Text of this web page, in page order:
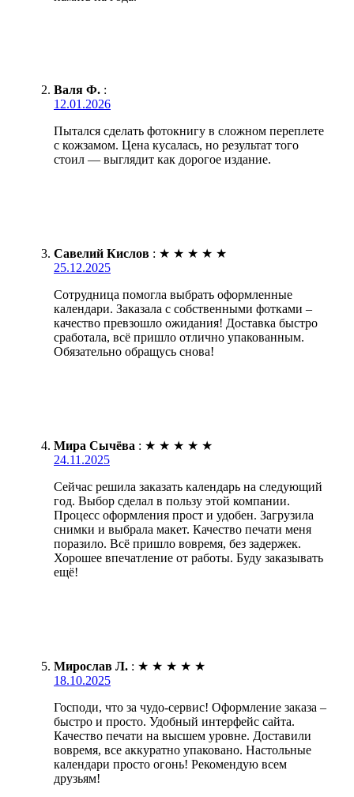
Валя Ф. :
12.01.2026
Пытался сделать фотокнигу в сложном переплете
с кожзамом. Цена кусалась, но результат того
стоил — выглядит как дорогое издание.
Савелий Кислов : ★ ★ ★ ★ ★
25.12.2025
Сотрудница помогла выбрать оформленные
календари. Заказала с собственными фотками –
качество превзошло ожидания! Доставка быстро
сработала, всё пришло отлично упакованным.
Обязательно обращусь снова!
Мира Сычёва : ★ ★ ★ ★ ★
24.11.2025
Сейчас решила заказать календарь на следующий
год. Выбор сделал в пользу этой компании.
Процесс оформления прост и удобен. Загрузила
снимки и выбрала макет. Качество печати меня
поразило. Всё пришло вовремя, без задержек.
Хорошее впечатление от работы. Буду заказывать
ещё!
Мирослав Л. : ★ ★ ★ ★ ★
18.10.2025
Господи, что за чудо-сервис! Оформление заказа –
быстро и просто. Удобный интерфейс сайта.
Качество печати на высшем уровне. Доставили
вовремя, все аккуратно упаковано. Настольные
календари просто огонь! Рекомендую всем
друзьям!